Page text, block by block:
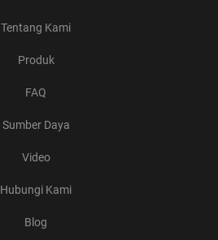
Tentang Kami
Produk
FAQ
Sumber Daya
Video
Hubungi Kami
Blog